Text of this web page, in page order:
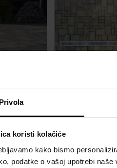
Privola
koristi kolačiće
kako bismo
podatke o vašoj upotrebi
kanali
odvodnju
parkirališta